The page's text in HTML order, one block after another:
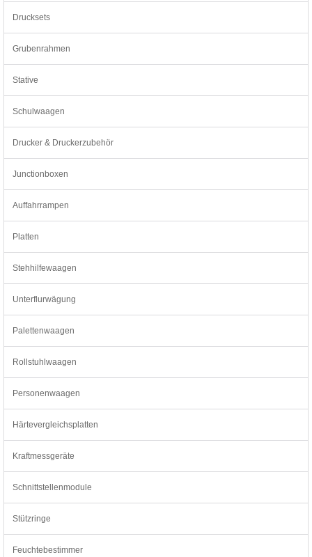
Drucksets
Grubenrahmen
Stative
Schulwaagen
Drucker & Druckerzubehör
Junctionboxen
Auffahrrampen
Platten
Stehhilfewaagen
Unterflurwägung
Palettenwaagen
Rollstuhlwaagen
Personenwaagen
Härtevergleichsplatten
Kraftmessgeräte
Schnittstellenmodule
Stützringe
Feuchtebestimmer